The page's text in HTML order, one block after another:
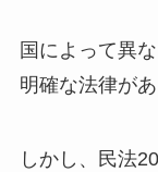
国によって異
明確な法律があ
しかし、民法